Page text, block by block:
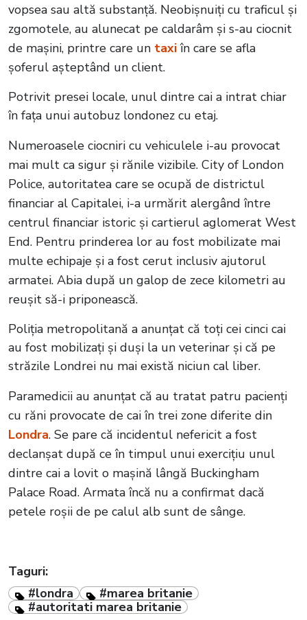
vopsea sau altă substanță. Neobișnuiți cu traficul și
zgomotele, au alunecat pe caldarâm și s-au ciocnit
de mașini, printre care un taxi în care se afla
șoferul așteptând un client.
Potrivit presei locale, unul dintre cai a intrat chiar
în fața unui autobuz londonez cu etaj.
Numeroasele ciocniri cu vehiculele i-au provocat
mai mult ca sigur și rănile vizibile. City of London
Police, autoritatea care se ocupă de districtul
financiar al Capitalei, i-a urmărit alergând între
centrul financiar istoric și cartierul aglomerat West
End. Pentru prinderea lor au fost mobilizate mai
multe echipaje și a fost cerut inclusiv ajutorul
armatei. Abia după un galop de zece kilometri au
reușit să-i priponească.
Poliția metropolitană a anunțat că toți cei cinci cai
au fost mobilizați și duși la un veterinar și că pe
străzile Londrei nu mai există niciun cal liber.
Paramedicii au anunțat că au tratat patru pacienți
cu răni provocate de cai în trei zone diferite din
Londra. Se pare că incidentul nefericit a fost
declanșat după ce în timpul unui exercițiu unul
dintre cai a lovit o mașină lângă Buckingham
Palace Road. Armata încă nu a confirmat dacă
petele roșii de pe calul alb sunt de sânge.
Taguri:
#londra
#marea britanie
#autoritati marea britanie